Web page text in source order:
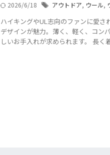
2026/6/18 アウトドア, ウール,
ハイキングやUL志向のファンに愛
デザインが魅力。薄く、軽く、コン
しいお手入れが求められます。 長く